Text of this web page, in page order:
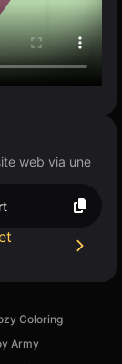
web via une
Coloring
Army